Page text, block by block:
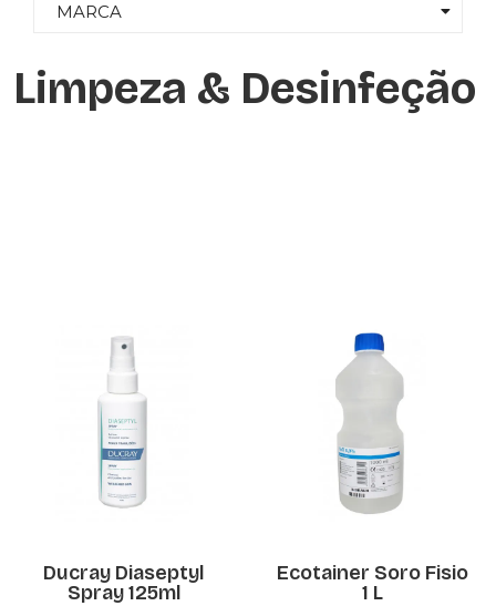
MARCA
Limpeza & Desinfeção
Ducray Diaseptyl
Spray 125ml
Ecotainer Soro Fisio
1 L